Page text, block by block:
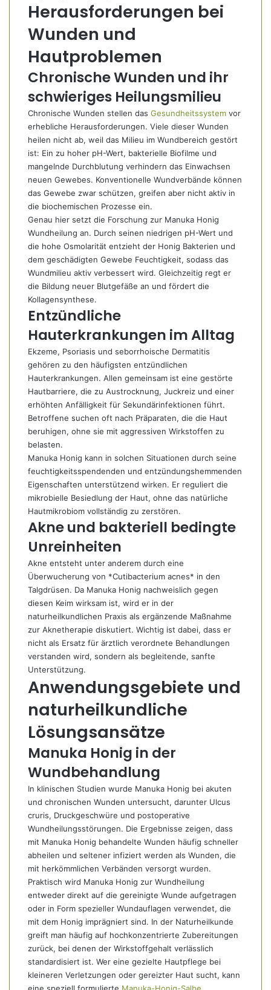
Herausforderungen bei
Wunden und
Hautproblemen
Chronische Wunden und ihr
schwieriges Heilungsmilieu
Chronische Wunden stellen das Gesundheitssystem vor
erhebliche Herausforderungen. Viele dieser Wunden
heilen nicht ab, weil das Milieu im Wundbereich gestört
ist: Ein zu hoher pH-Wert, bakterielle Biofilme und
mangelnde Durchblutung verhindern das Einwachsen
neuen Gewebes. Konventionelle Wundverbände können
das Gewebe zwar schützen, greifen aber nicht aktiv in
die biochemischen Prozesse ein.
Genau hier setzt die Forschung zur Manuka Honig
Wundheilung an. Durch seinen niedrigen pH-Wert und
die hohe Osmolarität entzieht der Honig Bakterien und
dem geschädigten Gewebe Feuchtigkeit, sodass das
Wundmilieu aktiv verbessert wird. Gleichzeitig regt er
die Bildung neuer Blutgefäße an und fördert die
Kollagensynthese.
Entzündliche
Hauterkrankungen im Alltag
Ekzeme, Psoriasis und seborrhoische Dermatitis
gehören zu den häufigsten entzündlichen
Hauterkrankungen. Allen gemeinsam ist eine gestörte
Hautbarriere, die zu Austrocknung, Juckreiz und einer
erhöhten Anfälligkeit für Sekundärinfektionen führt.
Betroffene suchen oft nach Präparaten, die die Haut
beruhigen, ohne sie mit aggressiven Wirkstoffen zu
belasten.
Manuka Honig kann in solchen Situationen durch seine
feuchtigkeitsspendenden und entzündungshemmenden
Eigenschaften unterstützend wirken. Er reguliert die
mikrobielle Besiedlung der Haut, ohne das natürliche
Hautmikrobiom vollständig zu zerstören.
Akne und bakteriell bedingte
Unreinheiten
Akne entsteht unter anderem durch eine
Überwucherung von *Cutibacterium acnes* in den
Talgdrüsen. Da Manuka Honig nachweislich gegen
diesen Keim wirksam ist, wird er in der
naturheilkundlichen Praxis als ergänzende Maßnahme
zur Aknetherapie diskutiert. Wichtig ist dabei, dass er
nicht als Ersatz für ärztlich verordnete Behandlungen
verstanden wird, sondern als begleitende, sanfte
Unterstützung.
Anwendungsgebiete und
naturheilkundliche
Lösungsansätze
Manuka Honig in der
Wundbehandlung
In klinischen Studien wurde Manuka Honig bei akuten
und chronischen Wunden untersucht, darunter Ulcus
cruris, Druckgeschwüre und postoperative
Wundheilungsstörungen. Die Ergebnisse zeigen, dass
mit Manuka Honig behandelte Wunden häufig schneller
abheilen und seltener infiziert werden als Wunden, die
mit herkömmlichen Verbänden versorgt wurden.
Praktisch wird Manuka Honig zur Wundheilung
entweder direkt auf die gereinigte Wunde aufgetragen
oder in Form spezieller Wundauflagen verwendet, die
mit dem Honig imprägniert sind. In der Naturheilkunde
greift man häufig auf hochkonzentrierte Zubereitungen
zurück, bei denen der Wirkstoffgehalt verlässlich
standardisiert ist. Wer eine gezielte Hautpflege bei
kleineren Verletzungen oder gereizter Haut sucht, kann